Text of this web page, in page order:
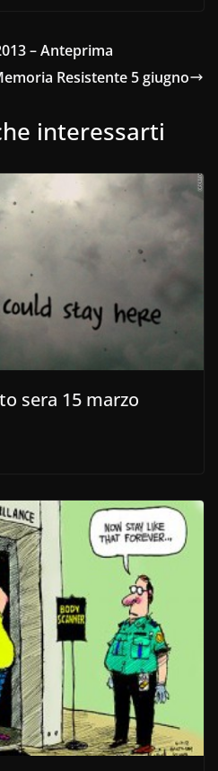
– Anteprima
Resistente 5 giugno
interessarti
sera 15 marzo